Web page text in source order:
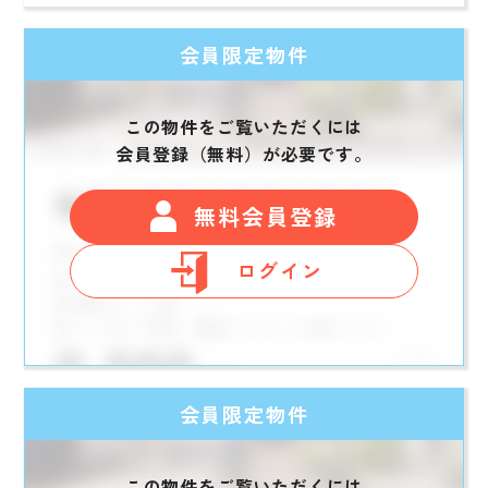
会員限定物件
この物件をご覧いただくには
会員登録（無料）が必要です。
無料会員登録
ログイン
会員限定物件